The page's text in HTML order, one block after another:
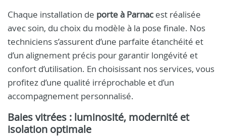
Chaque installation de porte à Parnac est réalisée
avec soin, du choix du modèle à la pose finale. Nos
techniciens s’assurent d’une parfaite étanchéité et
d’un alignement précis pour garantir longévité et
confort d’utilisation. En choisissant nos services, vous
profitez d’une qualité irréprochable et d’un
accompagnement personnalisé.
Baies vitrées : luminosité, modernité et
isolation optimale